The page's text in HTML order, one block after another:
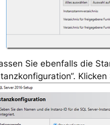
Sie ebenfalls die
Klicken